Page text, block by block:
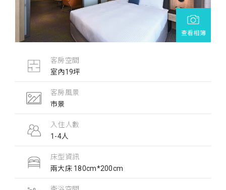
查看相簿
客房空間
室內19坪
客房風景
市景
入住人數
1-4人
床型資訊
兩大床 180cm*200cm